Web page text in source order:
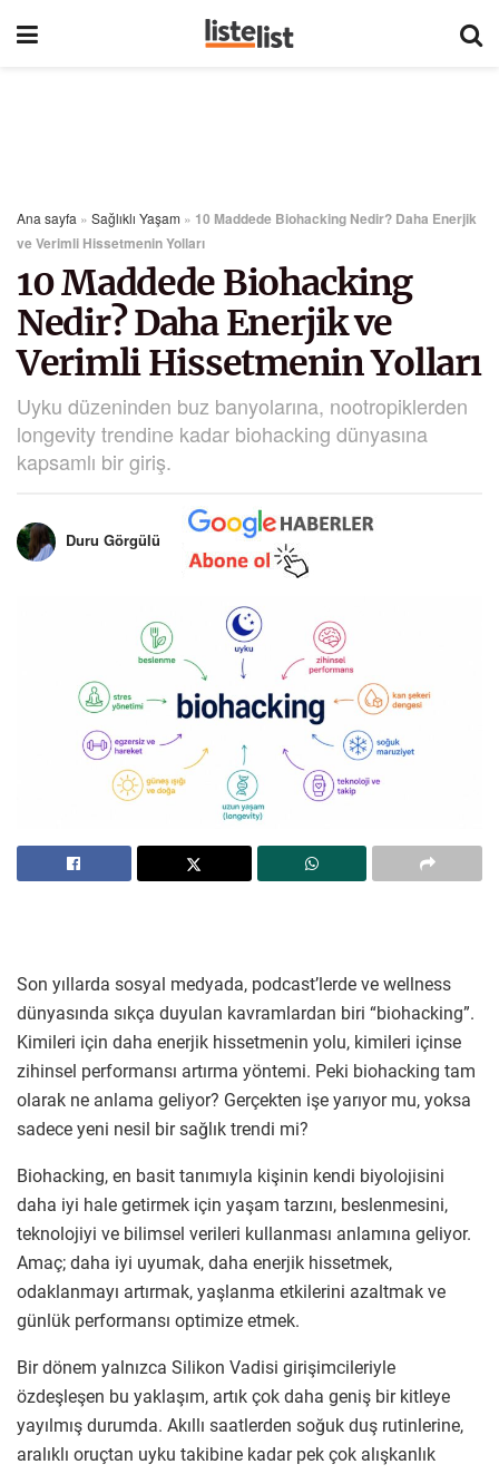
Ana sayfa » Sağlıklı Yaşam » 10 Maddede Biohacking Nedir? Daha Enerjik
ve Verimli Hissetmenin Yolları
10 Maddede Biohacking
Nedir? Daha Enerjik ve
Verimli Hissetmenin Yolları
Uyku düzeninden buz banyolarına, nootropiklerden
longevity trendine kadar biohacking dünyasına
kapsamlı bir giriş.
Duru Görgülü
Son yıllarda sosyal medyada, podcast’lerde ve wellness
dünyasında sıkça duyulan kavramlardan biri “biohacking”.
Kimileri için daha enerjik hissetmenin yolu, kimileri içinse
zihinsel performansı artırma yöntemi. Peki biohacking tam
olarak ne anlama geliyor? Gerçekten işe yarıyor mu, yoksa
sadece yeni nesil bir sağlık trendi mi?
Biohacking, en basit tanımıyla kişinin kendi biyolojisini
daha iyi hale getirmek için yaşam tarzını, beslenmesini,
teknolojiyi ve bilimsel verileri kullanması anlamına geliyor.
Amaç; daha iyi uyumak, daha enerjik hissetmek,
odaklanmayı artırmak, yaşlanma etkilerini azaltmak ve
günlük performansı optimize etmek.
Bir dönem yalnızca Silikon Vadisi girişimcileriyle
özdeşleşen bu yaklaşım, artık çok daha geniş bir kitleye
yayılmış durumda. Akıllı saatlerden soğuk duş rutinlerine,
aralıklı oruçtan uyku takibine kadar pek çok alışkanlık